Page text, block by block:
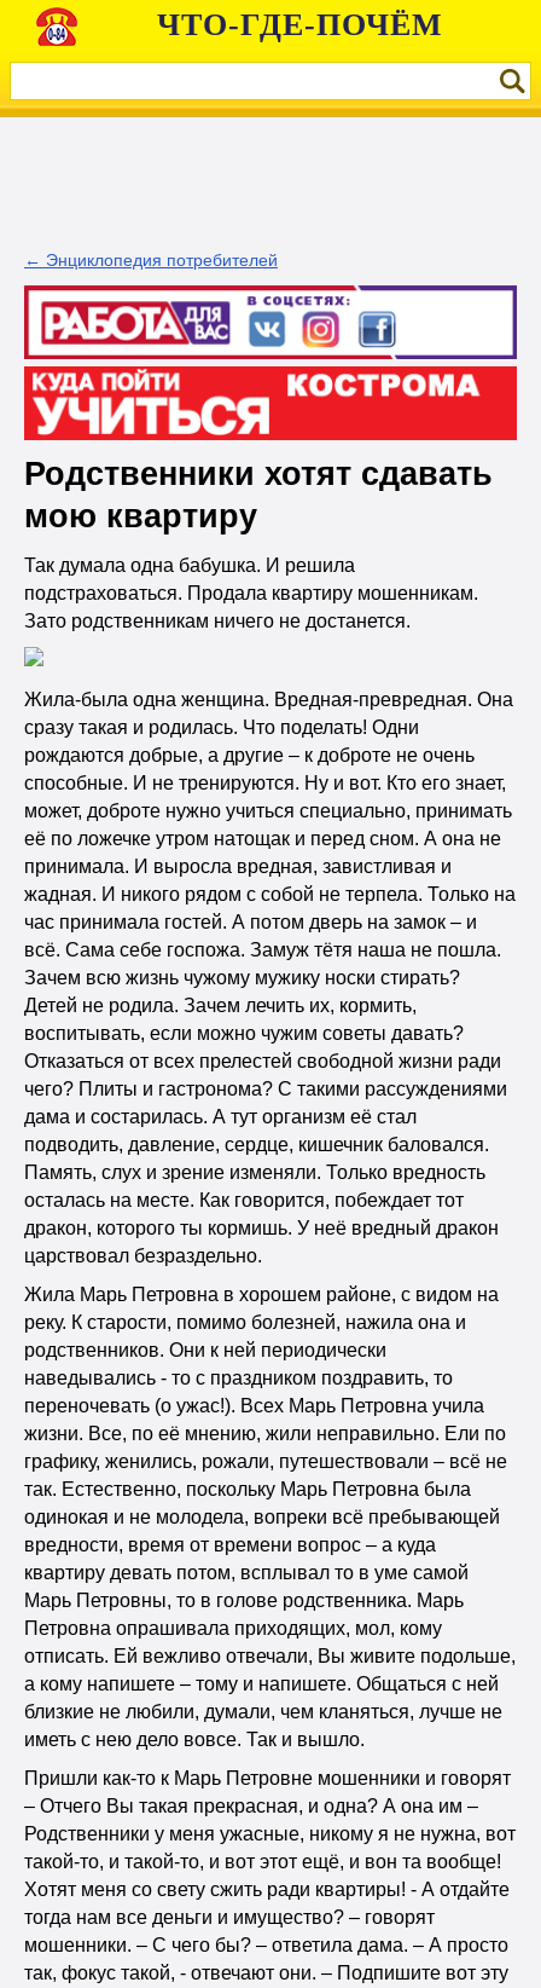
ЧТО-ГДЕ-ПОЧЁМ
← Энциклопедия потребителей
Родственники хотят сдавать
мою квартиру
Так думала одна бабушка. И решила
подстраховаться. Продала квартиру мошенникам.
Зато родственникам ничего не достанется.
Жила-была одна женщина. Вредная-превредная. Она
сразу такая и родилась. Что поделать! Одни
рождаются добрые, а другие – к доброте не очень
способные. И не тренируются. Ну и вот. Кто его знает,
может, доброте нужно учиться специально, принимать
её по ложечке утром натощак и перед сном. А она не
принимала. И выросла вредная, завистливая и
жадная. И никого рядом с собой не терпела. Только на
час принимала гостей. А потом дверь на замок – и
всё. Сама себе госпожа. Замуж тётя наша не пошла.
Зачем всю жизнь чужому мужику носки стирать?
Детей не родила. Зачем лечить их, кормить,
воспитывать, если можно чужим советы давать?
Отказаться от всех прелестей свободной жизни ради
чего? Плиты и гастронома? С такими рассуждениями
дама и состарилась. А тут организм её стал
подводить, давление, сердце, кишечник баловался.
Память, слух и зрение изменяли. Только вредность
осталась на месте. Как говорится, побеждает тот
дракон, которого ты кормишь. У неё вредный дракон
царствовал безраздельно.
Жила Марь Петровна в хорошем районе, с видом на
реку. К старости, помимо болезней, нажила она и
родственников. Они к ней периодически
наведывались - то с праздником поздравить, то
переночевать (о ужас!). Всех Марь Петровна учила
жизни. Все, по её мнению, жили неправильно. Ели по
графику, женились, рожали, путешествовали – всё не
так. Естественно, поскольку Марь Петровна была
одинокая и не молодела, вопреки всё пребывающей
вредности, время от времени вопрос – а куда
квартиру девать потом, всплывал то в уме самой
Марь Петровны, то в голове родственника. Марь
Петровна опрашивала приходящих, мол, кому
отписать. Ей вежливо отвечали, Вы живите подольше,
а кому напишете – тому и напишете. Общаться с ней
близкие не любили, думали, чем кланяться, лучше не
иметь с нею дело вовсе. Так и вышло.
Пришли как-то к Марь Петровне мошенники и говорят
– Отчего Вы такая прекрасная, и одна? А она им –
Родственники у меня ужасные, никому я не нужна, вот
такой-то, и такой-то, и вот этот ещё, и вон та вообще!
Хотят меня со свету сжить ради квартиры! - А отдайте
тогда нам все деньги и имущество? – говорят
мошенники. – С чего бы? – ответила дама. – А просто
так, фокус такой, - отвечают они. – Подпишите вот эту